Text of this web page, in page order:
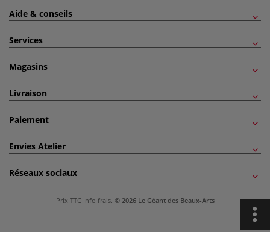
Aide & conseils
Services
Magasins
Livraison
Paiement
Envies Atelier
Réseaux sociaux
Prix TTC Info frais. © 2026 Le Géant des Beaux-Arts